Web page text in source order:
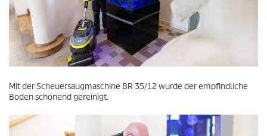
Mit der Scheuersaugmaschine BR 35/12 wurde der empfindliche
Boden schonend gereinigt.